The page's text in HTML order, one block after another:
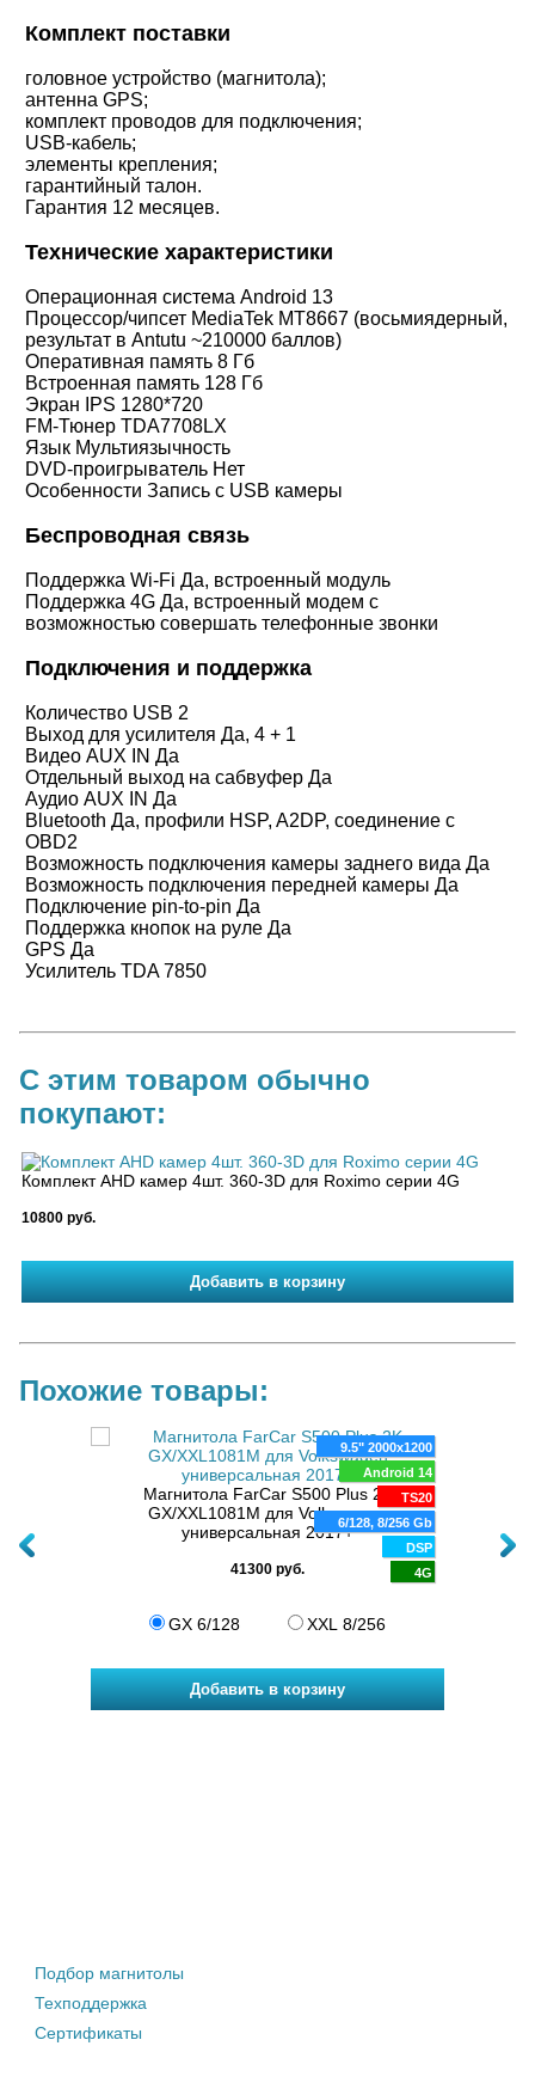
Комплект поставки
головное устройство (магнитола);
антенна GPS;
комплект проводов для подключения;
USB-кабель;
элементы крепления;
гарантийный талон.
Гарантия 12 месяцев.
Технические характеристики
Операционная система Android 13
Процессор/чипсет MediaTek MT8667 (восьмиядерный,
результат в Antutu ~210000 баллов)
Оперативная память 8 Гб
Встроенная память 128 Гб
Экран IPS 1280*720
FM-Тюнер TDA7708LX
Язык Мультиязычность
DVD-проигрыватель Нет
Особенности Запись с USB камеры
Беспроводная связь
Поддержка Wi-Fi Да, встроенный модуль
Поддержка 4G Да, встроенный модем с
возможностью совершать телефонные звонки
Подключения и поддержка
Количество USB 2
Выход для усилителя Да, 4 + 1
Видео AUX IN Да
Отдельный выход на сабвуфер Да
Аудио AUX IN Да
Bluetooth Да, профили HSP, A2DP, соединение с
OBD2
Возможность подключения камеры заднего вида Да
Возможность подключения передней камеры Да
Подключение pin-to-pin Да
Поддержка кнопок на руле Да
GPS Да
Усилитель TDA 7850
С этим товаром обычно
покупают:
Комплект AHD камер 4шт. 360-3D для Roximo серии 4G
10800 руб.
Похожие товары:
DSP
Polo
9.5" 2000x1200
Android 14
TS20
6/128, 8/256 Gb
DSP
4G
Магнитола FarCar S500 Plus 2K
GX/XXL1081M для Volkswagen
универсальная 2017+
41300 руб.
GX 6/128 XXL 8/256
Подбор магнитолы
Техподдержка
Сертификаты